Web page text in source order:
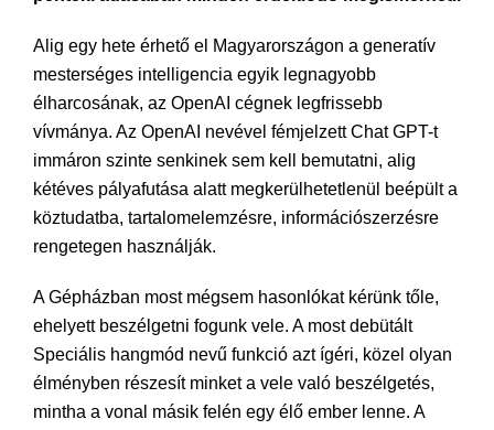
Alig egy hete érhető el Magyarországon a generatív
mesterséges intelligencia egyik legnagyobb
élharcosának, az OpenAI cégnek legfrissebb
vívmánya. Az OpenAI nevével fémjelzett Chat GPT-t
immáron szinte senkinek sem kell bemutatni, alig
kétéves pályafutása alatt megkerülhetetlenül beépült a
köztudatba, tartalomelemzésre, információszerzésre
rengetegen használják.
A Gépházban most mégsem hasonlókat kérünk tőle,
ehelyett beszélgetni fogunk vele. A most debütált
Speciális hangmód nevű funkció azt ígéri, közel olyan
élményben részesít minket a vele való beszélgetés,
mintha a vonal másik felén egy élő ember lenne. A